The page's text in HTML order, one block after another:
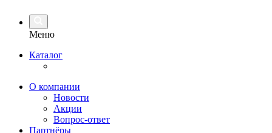
Меню
Каталог
О компании
Новости
Акции
Вопрос-ответ
Партнёры